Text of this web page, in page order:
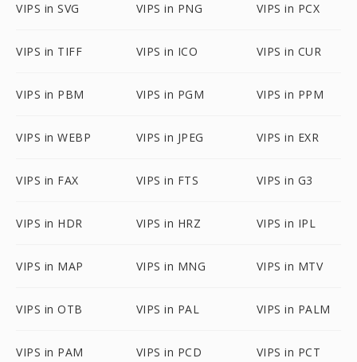
VIPS in SVG VIPS in PNG VIPS in PCX
VIPS in TIFF VIPS in ICO VIPS in CUR
VIPS in PBM VIPS in PGM VIPS in PPM
VIPS in WEBP VIPS in JPEG VIPS in EXR
VIPS in FAX VIPS in FTS VIPS in G3
VIPS in HDR VIPS in HRZ VIPS in IPL
VIPS in MAP VIPS in MNG VIPS in MTV
VIPS in OTB VIPS in PAL VIPS in PALM
VIPS in PAM VIPS in PCD VIPS in PCT